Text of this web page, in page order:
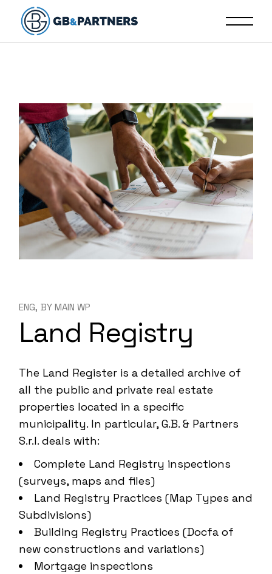
ENG BY MAIN WP
Land Registry
The Land Register is a detailed archive of
all the public and private real estate
properties located in a specific
municipality. In particular, G.B. & Partners
S.r.l. deals with:
Complete Land Registry inspections
(surveys, maps and files)
Land Registry Practices (Map Types and
Subdivisions)
Building Registry Practices (Docfa of
new constructions and variations)
Mortgage inspections